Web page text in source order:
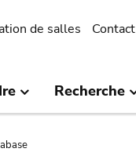
de salles Contact
Recherche